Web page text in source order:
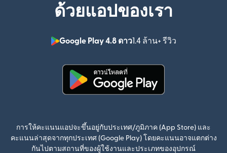
ด้วยแอปของเรา
Google Play 4.8 ดาว1.4 ล้าน+ รีวิว
(เปิดในหน้าต่
การให้คะแนนแอปจะขึ้นอยู่กับประเทศ/ภูมิภาค (App Store) และ
คะแนนล่าสุดจากทุกประเทศ (Google Play) โดยคะแนนอาจแตกต่าง
กันไปตามสถานที่ของผู้ใช้งานและประเภทของอุปกรณ์